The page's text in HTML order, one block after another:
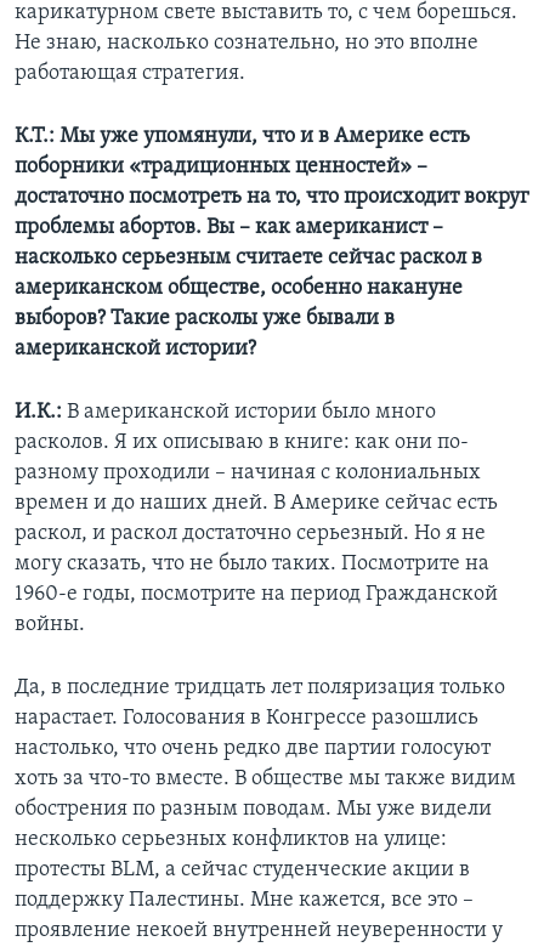
карикатурном свете выставить то, с чем борешься.
Не знаю, насколько сознательно, но это вполне
работающая стратегия.
К.Т.: Мы уже упомянули, что и в Америке есть
поборники «традиционных ценностей» –
достаточно посмотреть на то, что происходит вокруг
проблемы абортов. Вы – как американист –
насколько серьезным считаете сейчас раскол в
американском обществе, особенно накануне
выборов? Такие расколы уже бывали в
американской истории?
И.К.: В американской истории было много
расколов. Я их описываю в книге: как они по-
разному проходили – начиная с колониальных
времен и до наших дней. В Америке сейчас есть
раскол, и раскол достаточно серьезный. Но я не
могу сказать, что не было таких. Посмотрите на
1960-е годы, посмотрите на период Гражданской
войны.
Да, в последние тридцать лет поляризация только
нарастает. Голосования в Конгрессе разошлись
настолько, что очень редко две партии голосуют
хоть за что-то вместе. В обществе мы также видим
обострения по разным поводам. Мы уже видели
несколько серьезных конфликтов на улице:
протесты BLM, а сейчас студенческие акции в
поддержку Палестины. Мне кажется, все это –
проявление некоей внутренней неуверенности у